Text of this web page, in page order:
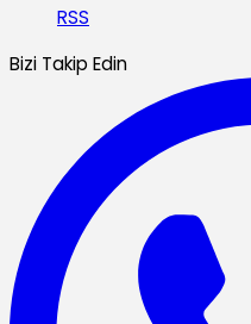
RSS
Bizi Takip Edin